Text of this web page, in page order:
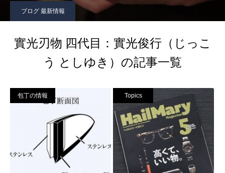
ブログ 最新情報
實光刃物 四代目：實光俊行（じっこ
う としゆき）の記事一覧
包丁の情報 Topics